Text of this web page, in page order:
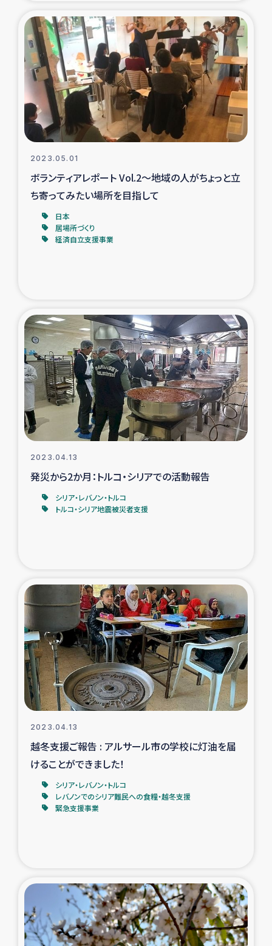
トルコ・シリア地震被災者支援
デニヤヤ小規模紅茶農家支援
コーヒー生産者支援
アイナロ県マウベシ郡でのコーヒー畑改善事業
ベイルート大規模爆発被災者支援
女性の生計向上支援
2023.05.01
ボランティアレポート Vol.2～地域の人がちょっと立
ち寄ってみたい場所を目指して
日本
居場所づくり
経済自立支援事業
2023.04.13
発災から2か月：トルコ・シリアでの活動報告
シリア・レバノン・トルコ
トルコ・シリア地震被災者支援
2023.04.13
越冬支援ご報告 : アルサール市の学校に灯油を届
けることができました！
シリア・レバノン・トルコ
レバノンでのシリア難民への食糧・越冬支援
緊急支援事業